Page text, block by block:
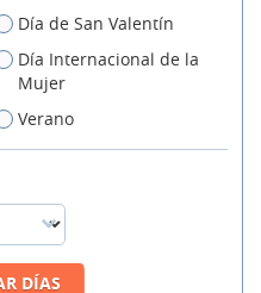
Día de San Valentín
Día Internacional de la
Mujer
Verano